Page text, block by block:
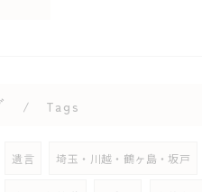
Tags
遺言 埼玉・川越・鶴ヶ島・坂戸